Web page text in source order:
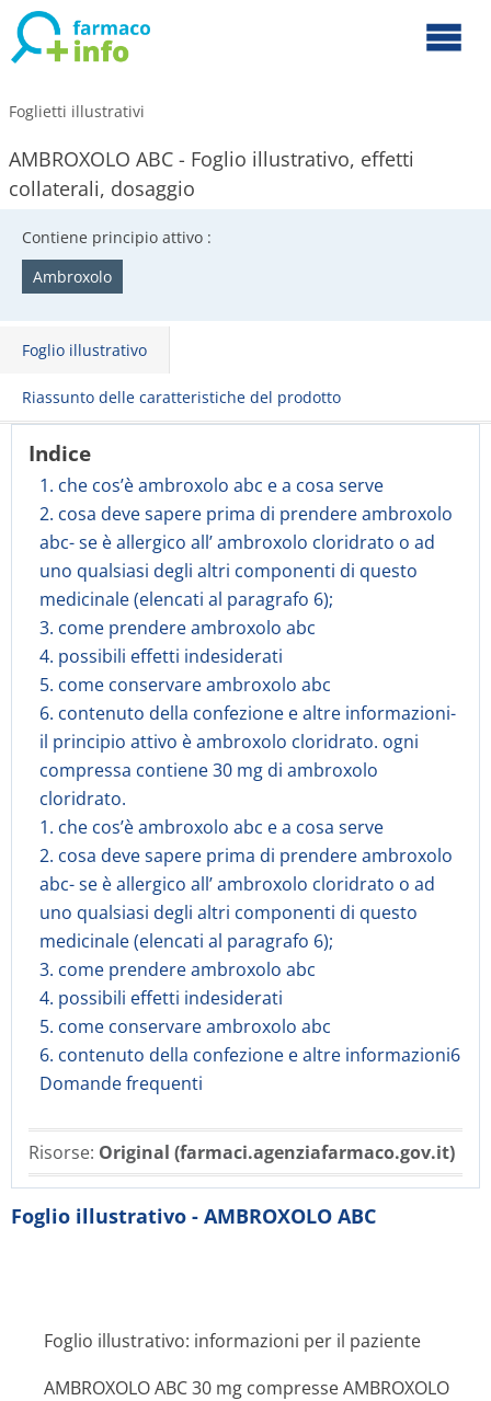
Foglietti illustrativi
AMBROXOLO ABC - Foglio illustrativo, effetti
collaterali, dosaggio
Contiene principio attivo :
Ambroxolo
Foglio illustrativo
Riassunto delle caratteristiche del prodotto
Indice
1. che cos’è ambroxolo abc e a cosa serve
2. cosa deve sapere prima di prendere ambroxolo
abc- se è allergico all’ ambroxolo cloridrato o ad
uno qualsiasi degli altri componenti di questo
medicinale (elencati al paragrafo 6);
3. come prendere ambroxolo abc
4. possibili effetti indesiderati
5. come conservare ambroxolo abc
6. contenuto della confezione e altre informazioni-
il principio attivo è ambroxolo cloridrato. ogni
compressa contiene 30 mg di ambroxolo
cloridrato.
1. che cos’è ambroxolo abc e a cosa serve
2. cosa deve sapere prima di prendere ambroxolo
abc- se è allergico all’ ambroxolo cloridrato o ad
uno qualsiasi degli altri componenti di questo
medicinale (elencati al paragrafo 6);
3. come prendere ambroxolo abc
4. possibili effetti indesiderati
5. come conservare ambroxolo abc
6. contenuto della confezione e altre informazioni6
Domande frequenti
Risorse: Original (farmaci.agenziafarmaco.gov.it)
Foglio illustrativo - AMBROXOLO ABC
Foglio illustrativo: informazioni per il paziente
AMBROXOLO ABC 30 mg compresse AMBROXOLO